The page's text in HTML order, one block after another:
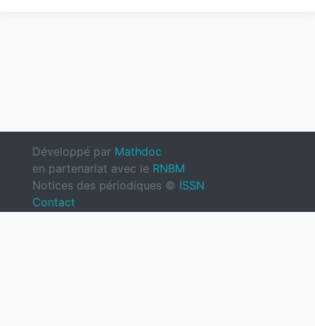
Développé par Mathdoc
en partenariat avec le RNBM
Notices des périodiques © ISSN
Contact